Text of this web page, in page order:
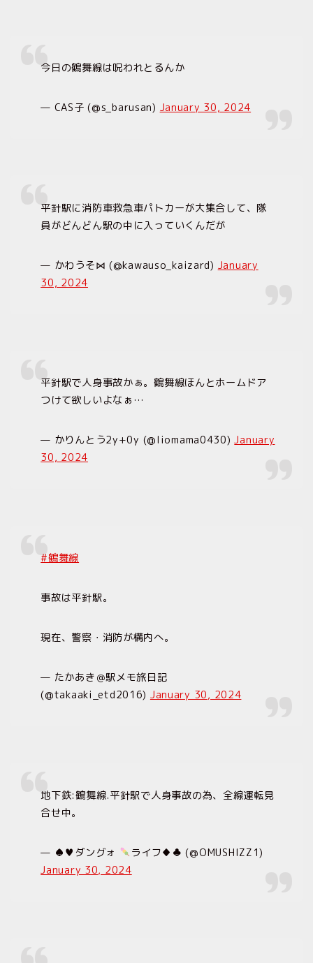
今日の鶴舞線は呪われとるんか
— CAS子 (@s_barusan) January 30, 2024
平針駅に消防車救急車パトカーが大集合して、隊
員がどんどん駅の中に入っていくんだが
— かわうそ⋈ (@kawauso_kaizard) January
30, 2024
平針駅で人身事故かぁ。鶴舞線ほんとホームドア
つけて欲しいよなぁ…
— かりんとう2y+0y (@liomama0430)January
30, 2024
#鶴舞線
事故は平針駅。
現在、警察・消防が構内へ。
— たかあき＠駅メモ旅日記
(@takaaki_etd2016) January 30, 2024
地下鉄:鶴舞線.平針駅で人身事故の為、全線運転見
合せ中。
— ♠️ ♥️ ダングォ ライフ♦️ ♣️ (@OMUSHIZZ1)
January 30, 2024